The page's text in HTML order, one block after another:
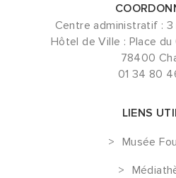
Centre administratif : 3
Hôtel de Ville : Place du
78400
01 34 80
LIENS
Musée